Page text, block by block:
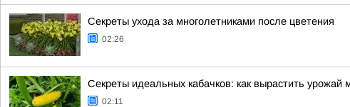
Секреты ухода за многолетниками после цветения
02:26
Секреты идеальных кабачков: как вырастить урожай
02:11